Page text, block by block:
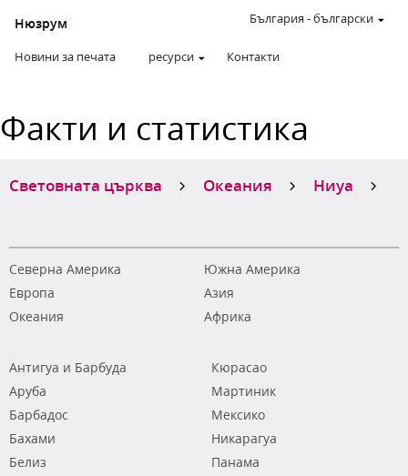
Нюзрум
Новини за печата ресурси Контакти
България -български
Факти и статистика
Световната църква Океания Ниуа
Северна Америка
Южна Америка
Европа
Азия
Океания
Африка
Антигуа и Барбуда
Аруба
Барбадос
Бахами
Белиз
Кюрасао
Мартиник
Мексико
Никарагуа
Панама